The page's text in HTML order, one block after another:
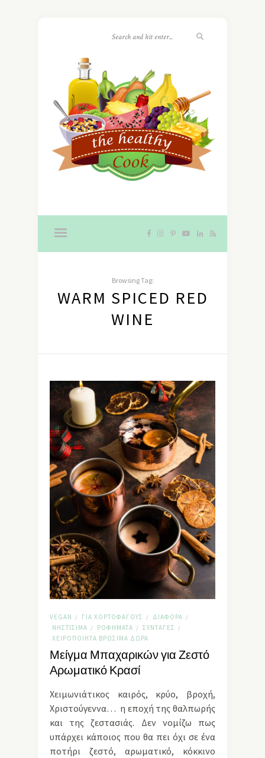
Browsing Tag:
WARM SPICED RED
WINE
VEGAN / ΓΙΑ ΧΟΡΤΟΦΆΓΟΥΣ / ΔΙΆΦΟΡΑ /
ΝΗΣΤΊΣΙΜΑ / ΡΟΦΉΜΑΤΑ / ΣΥΝΤΑΓΈΣ /
ΧΕΙΡΟΠΟΊΗΤΑ ΒΡΏΣΙΜΑ ΔΏΡΑ
Μείγμα Μπαχαρικών για Ζεστό
Αρωματικό Κρασί
Χειμωνιάτικος καιρός, κρύο, βροχή,
Χριστούγεννα… η εποχή της θαλπωρής
και της ζεστασιάς. Δεν νομίζω πως
υπάρχει κάποιος που θα πει όχι σε ένα
ποτήρι ζεστό, αρωματικό, κόκκινο